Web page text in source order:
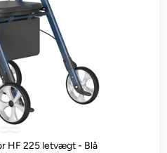
HF 225 letvægt - Blå